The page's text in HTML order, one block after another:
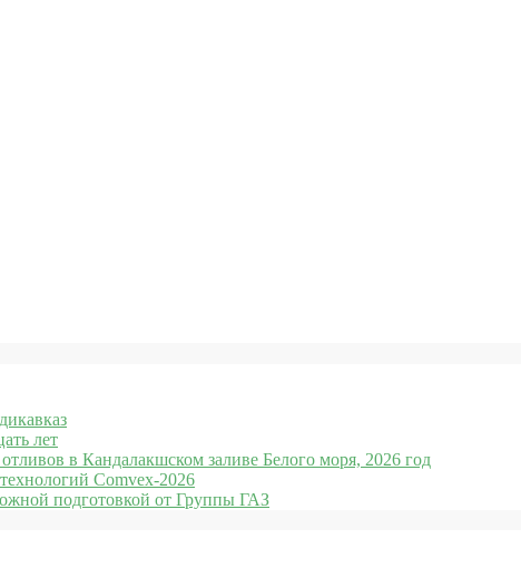
лет
в Кандалакшском заливе Белого моря, 2026 год
Comvex-2026
подготовкой от Группы ГАЗ